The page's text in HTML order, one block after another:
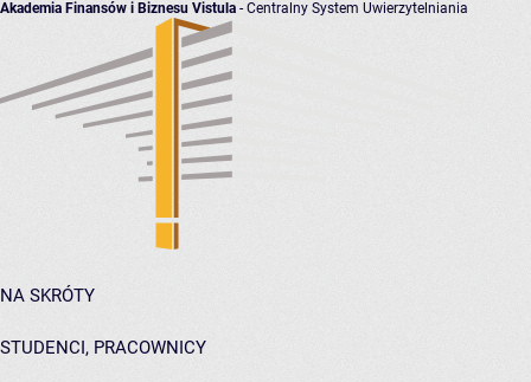
Akademia Finansów i Biznesu Vistula - Centralny System Uwierzytelniania
NA SKRÓTY
STUDENCI, PRACOWNICY